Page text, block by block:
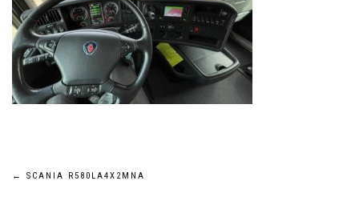
Navigation
← SCANIA R580LA4X2MNA